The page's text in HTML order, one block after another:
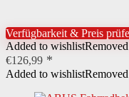
Verfügbarkeit & Preis
Added to wishlist
€126,99
Added to wishlist